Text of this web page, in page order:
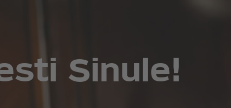
Sinule!